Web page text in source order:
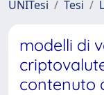
UNITesi
Tesi
modelli di
contenuto